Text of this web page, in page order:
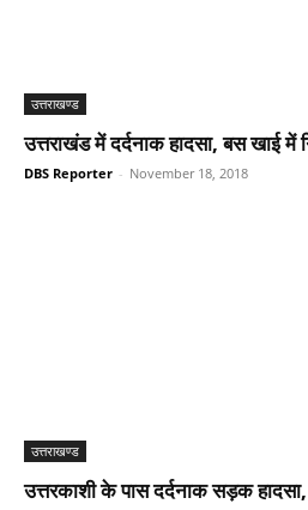
उत्तराखण्ड
उत्तराखंड में दर्दनाक हादसा, बस खाई में
DBS Reporter - November 18, 2018
उत्तराखण्ड
उत्तरकाशी के पास दर्दनाक सड़क